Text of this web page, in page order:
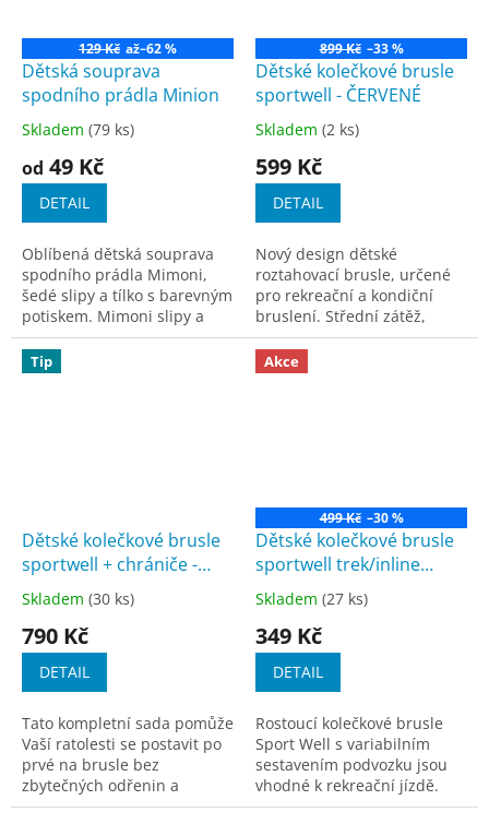
129 Kč až–62 %
Dětská souprava
spodního prádla Minion
Průměrné
produktu
4,5
5
hvězdiček.
Skladem (79 ks)
od 49 Kč
DETAIL
Oblíbená dětská souprava
spodního prádla Mimoni,
šedé slipy a tílko s barevným
potiskem. Mimoni slipy a
tílko vyrobené ze 60% bavlny
a 40% polyesteru. Výhoda
pevného...
899 Kč –33 %
Dětské kolečkové brusle
sportwell - ČERVENÉ
Průměrné
produktu
5,0
5
hvězdiček.
Skladem (2 ks)
599 Kč
DETAIL
Nový design dětské
roztahovací brusle, určené
pro rekreační a kondiční
bruslení. Střední zátěž,
začínající i pokročilí bruslaři.
Brusle mají jednoduchý a
pohodlný systém...
Tip
Dětské kolečkové brusle
sportwell + chrániče -
Modré
+ chrániče
Průměrné
hodnocení
produktu
4,5
5
hvězdiček.
Skladem (30 ks)
790 Kč
DETAIL
Tato kompletní sada pomůže
Vaší ratolesti se postavit po
prvé na brusle bez
zbytečných odřenin a
negativních vzpomínek.
Akce
499 Kč –30 %
Dětské kolečkové brusle
sportwell trek/inline
Modré
Průměrné
hodnocení
produktu
4,7
5
hvězdiček.
Skladem (27 ks)
349 Kč
DETAIL
Rostoucí kolečkové brusle
Sport Well s variabilním
sestavením podvozku jsou
vhodné k rekreační jízdě.
Výhodou je změna velikosti